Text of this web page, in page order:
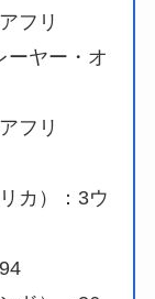
フリ
ーヤー・オ
フリ
カ）：3ウ